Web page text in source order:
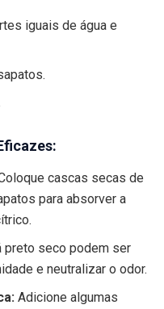
iguais de água e
cascas secas de
para absorver a
preto seco podem ser
e neutralizar o odor.
Adicione algumas